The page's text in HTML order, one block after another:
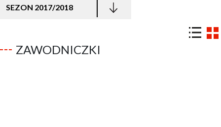
SEZON 2017/2018
ZAWODNICZKI